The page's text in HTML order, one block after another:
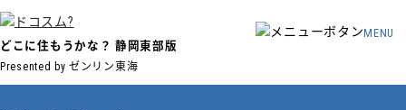
どこに住もうかな？ 静岡東部版
Presented by ゼンリン東海
MENU